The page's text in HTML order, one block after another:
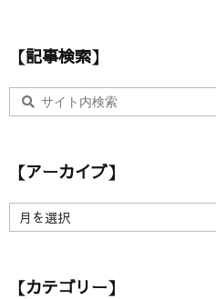
【記事検索】
【アーカイブ】
ア
イ【カテゴリー】